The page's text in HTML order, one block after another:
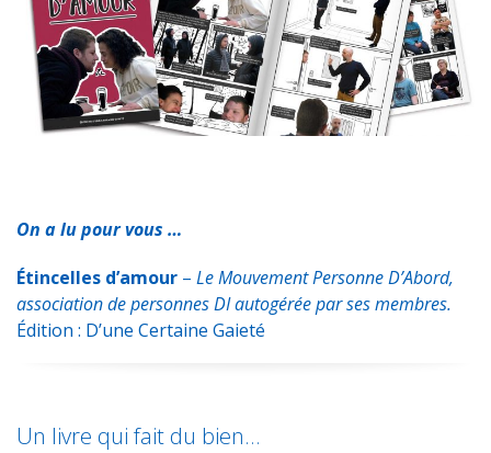
b
o
o
k
s
A
p
p
t
e
r
e
d
I
n
a
g
e
r
On a lu pour vous …
Étincelles d’amour – Le Mouvement Personne D’Abord,
association de personnes DI autogérée par ses membres.
Édition : D’une Certaine Gaieté
Un livre qui fait du bien…